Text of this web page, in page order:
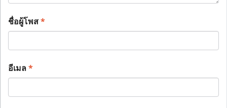
ชื่อผู้โพส*
อีเมล*